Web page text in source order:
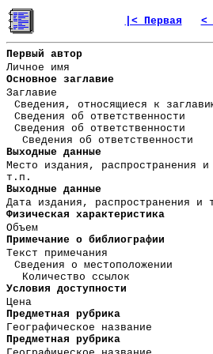
|< Первая <
Первый автор
Личное имя
Основное заглавие
Заглавие
Сведения, относящиеся к
Сведения об ответственности
Сведения об ответственности
Сведения об ответственности
Выходные данные
Место издания, распространения и
т.п.
Выходные данные
Дата издания, распространения и
Физическая характеристика
Объем
Примечание о библиографии
Текст примечания
Сведения о местоположении
Количество ссылок
Условия доступности
Цена
Предметная рубрика
Географическое название
Предметная рубрика